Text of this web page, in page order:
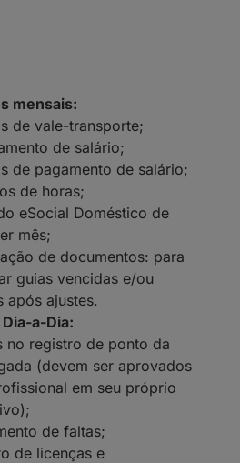
mensais:
de vale-transporte;
de salário;
de pagamento de salário;
de horas;
eSocial Doméstico de
mês;
de documentos: para
guias vencidas e/ou
após ajustes.
a-Dia:
no registro de ponto da
(devem ser aprovados
em seu próprio
de faltas;
de licenças e